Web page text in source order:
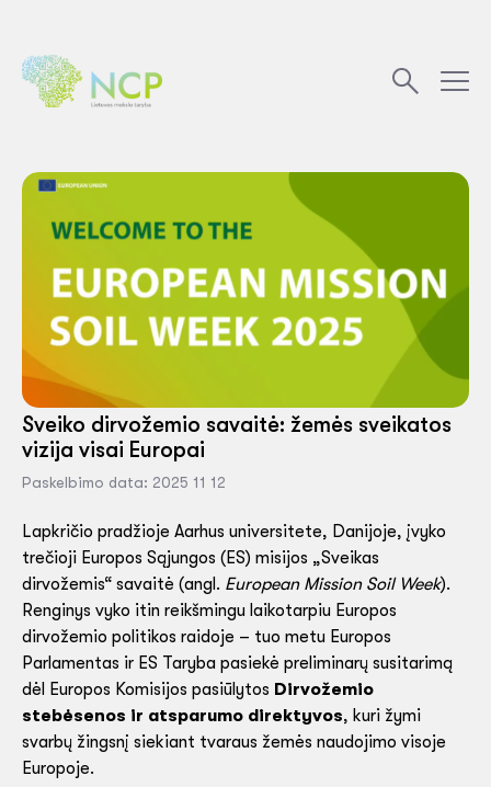
Sveiko dirvožemio savaitė: žemės sveikatos
vizija visai Europai
Paskelbimo data: 2025 11 12
Lapkričio pradžioje Aarhus universitete, Danijoje, įvyko
trečioji Europos Sąjungos (ES) misijos „Sveikas
dirvožemis“ savaitė (angl. European Mission Soil Week).
Renginys vyko itin reikšmingu laikotarpiu Europos
dirvožemio politikos raidoje – tuo metu Europos
Parlamentas ir ES Taryba pasiekė preliminarų susitarimą
dėl Europos Komisijos pasiūlytos Dirvožemio
stebėsenos ir atsparumo direktyvos, kuri žymi
svarbų žingsnį siekiant tvaraus žemės naudojimo visoje
Europoje.